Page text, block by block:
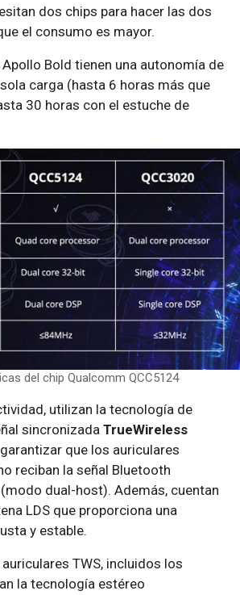
dos chips para hacer las dos
el consumo es mayor.
Bold tienen una autonomía de
carga (hasta 6 horas más que
30 horas con el estuche de
del chip Qualcomm QCC5124
utilizan la tecnología de
sincronizada TrueWireless
que los auriculares
reciban la señal Bluetooth
dual-host). Además, cuentan
LDS que proporciona una
y estable.
TWS, incluidos los
la tecnología estéreo